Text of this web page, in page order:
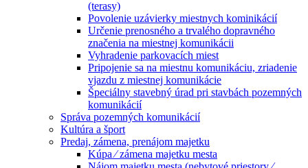
(terasy)
Povolenie uzávierky miestnych kominikácií
Určenie prenosného a trvalého dopravného
značenia na miestnej komunikácii
Vyhradenie parkovacích miest
Pripojenie sa na miestnu komunikáciu, zriadenie
vjazdu z miestnej komunikácie
Špeciálny stavebný úrad pri stavbách pozemných
komunikácií
Správa pozemných komunikácií
Kultúra a šport
Predaj, zámena, prenájom majetku
Kúpa ⁄ zámena majetku mesta